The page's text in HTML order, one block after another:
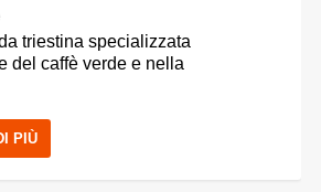
triestina specializzata
del caffè verde e nella
PIÙ